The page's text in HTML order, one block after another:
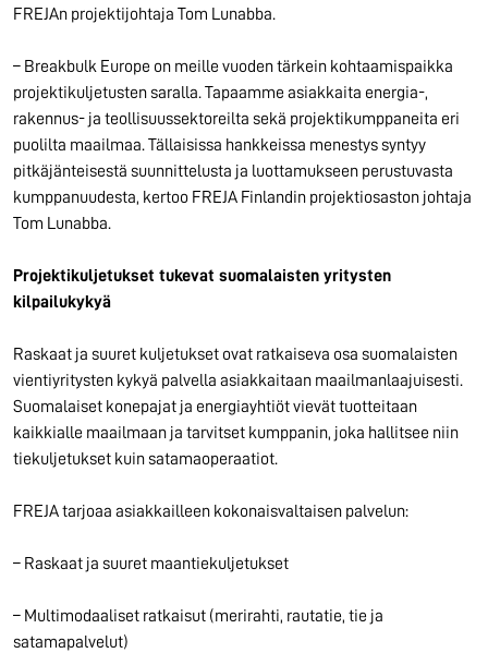
FREJAn projektijohtaja Tom Lunabba.
– Breakbulk Europe on meille vuoden tärkein kohtaamispaikka
projektikuljetusten saralla. Tapaamme asiakkaita energia-,
rakennus- ja teollisuussektoreilta sekä projektikumppaneita eri
puolilta maailmaa. Tällaisissa hankkeissa menestys syntyy
pitkäjänteisestä suunnittelusta ja luottamukseen perustuvasta
kumppanuudesta, kertoo FREJA Finlandin projektiosaston johtaja
Tom Lunabba.
Projektikuljetukset tukevat suomalaisten yritysten
kilpailukykyä
Raskaat ja suuret kuljetukset ovat ratkaiseva osa suomalaisten
vientiyritysten kykyä palvella asiakkaitaan maailmanlaajuisesti.
Suomalaiset konepajat ja energiayhtiöt vievät tuotteitaan
kaikkialle maailmaan ja tarvitset kumppanin, joka hallitsee niin
tiekuljetukset kuin satamaoperaatiot.
FREJA tarjoaa asiakkailleen kokonaisvaltaisen palvelun:
– Raskaat ja suuret maantiekuljetukset
– Multimodaaliset ratkaisut (merirahti, rautatie, tie ja
satamapalvelut)